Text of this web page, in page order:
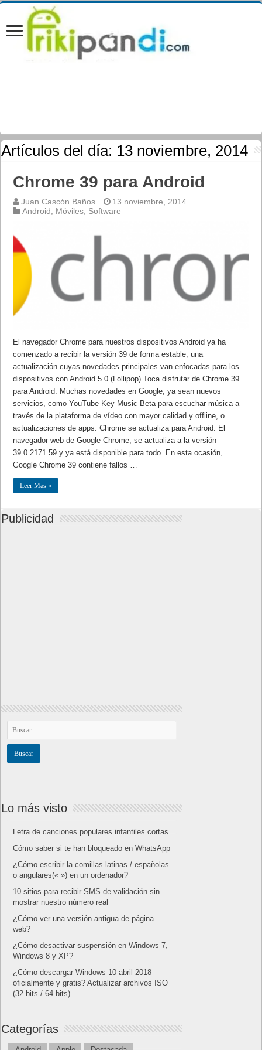
Artículos del día: 13 noviembre, 2014
Chrome 39 para Android
Juan Cascón Baños
13 noviembre, 2014
Android
Móviles Software
El navegador Chrome para nuestros dispositivos Android ya ha
comenzado a recibir la versión 39 de forma estable, una
actualización cuyas novedades principales van enfocadas para los
dispositivos con Android 5.0 (Lollipop).Toca disfrutar de Chrome 39
para Android. Muchas novedades en Google, ya sean nuevos
servicios, como YouTube Key Music Beta para escuchar música a
través de la plataforma de vídeo con mayor calidad y offline, o
actualizaciones de apps. Chrome se actualiza para Android. El
navegador web de Google Chrome, se actualiza a la versión
39.0.2171.59 y ya está disponible para todo. En esta ocasión,
Google Chrome 39 contiene fallos …
Leer Mas »
Publicidad
Lo más visto
Letra de canciones populares infantiles cortas
Cómo saber si te han bloqueado en WhatsApp
¿Cómo escribir la comillas latinas / españolas
o angulares(« ») en un ordenador?
10 sitios para recibir SMS de validación sin
mostrar nuestro número real
¿Cómo ver una versión antigua de página
web?
¿Cómo desactivar suspensión en Windows 7,
Windows 8 y XP?
¿Cómo descargar Windows 10 abril 2018
oficialmente y gratis? Actualizar archivos ISO
(32 bits / 64 bits)
Categorías